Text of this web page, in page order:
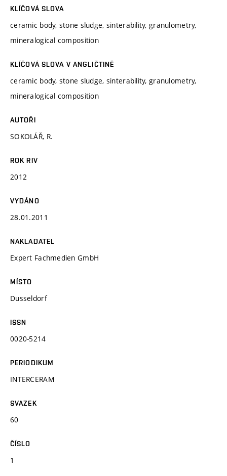
KLÍČOVÁ SLOVA
ceramic body, stone sludge, sinterability, granulometry,
mineralogical composition
KLÍČOVÁ SLOVA V ANGLIČTINĚ
ceramic body, stone sludge, sinterability, granulometry,
mineralogical composition
AUTOŘI
SOKOLÁŘ, R.
ROK RIV
2012
VYDÁNO
28.01.2011
NAKLADATEL
Expert Fachmedien GmbH
MÍSTO
Dusseldorf
ISSN
0020-5214
PERIODIKUM
INTERCERAM
SVAZEK
60
ČÍSLO
1